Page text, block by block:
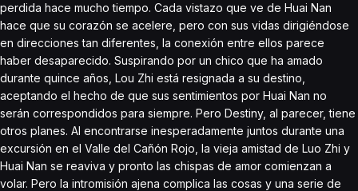
perdida hace mucho tiempo. Cada vistazo que ve de Huai Nan
hace que su corazón se acelere, pero con sus vidas dirigiéndose
en direcciones tan diferentes, la conexión entre ellos parece
haber desaparecido. Suspirando por un chico que ha amado
durante quince años, Lou Zhi está resignada a su destino,
aceptando el hecho de que sus sentimientos por Huai Nan no
serán correspondidos para siempre. Pero Destiny, al parecer, tiene
otros planes. Al encontrarse inesperadamente juntos durante una
excursión en el Valle del Cañón Rojo, la vieja amistad de Luo Zhi y
Huai Nan se reaviva y pronto las chispas de amor comienzan a
volar. Pero la intromisión ajena complica las cosas y una serie de